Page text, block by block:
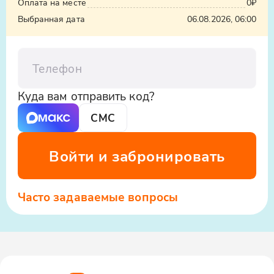
Выбранная дата
06.08.2026, 06:00
Куда вам отправить код?
СМС
Войти и забронировать
Часто задаваемые вопросы